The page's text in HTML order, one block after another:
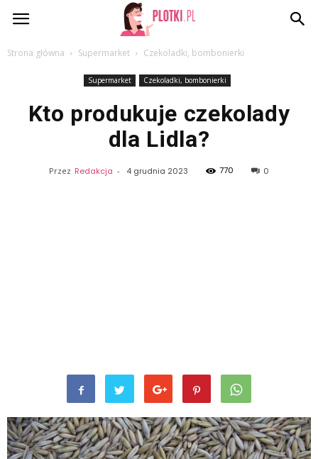
Plotki.pl
Strona główna Supermarket Czekoladki, bombonierki
Supermarket Czekoladki, bombonierki
Kto produkuje czekolady
dla Lidla?
Przez Redakcja - 4 grudnia 2023 770 0